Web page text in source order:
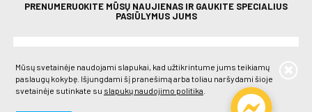
Mūsų svetainėje naudojami slapukai, kad užtikrintume jums teikiamų
paslaugų kokybę. Išjungdami šį pranešimą arba toliau naršydami šioje
svetainėje sutinkate su slapukų naudojimo politika
PRENUMERUOKITE MŪSŲ NAUJIENAS IR GAUKITE SPECIALIUS
PASIŪLYMUS JUMS
PRENUMERUOTI